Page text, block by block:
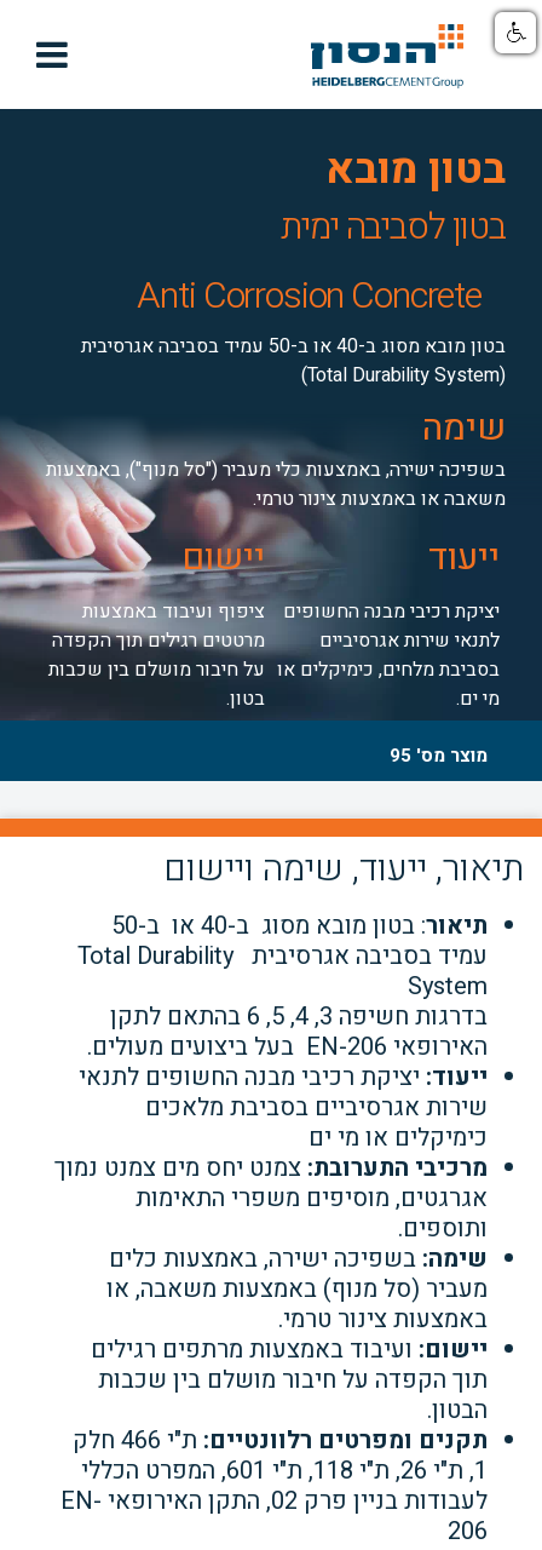

בטון מובא
בטון לסביבה ימית
Anti Corrosion Concrete
בטון מובא מסוג ב-40 או ב-50 עמיד בסביבה אגרסיבית
(Total Durability System)
שימה
בשפיכה ישירה, באמצעות כלי מעביר ("סל מנוף"), באמצעות
משאבה או באמצעות צינור טרמי.
ייעוד יישום
יציקת רכיבי מבנה החשופים
לתנאי שירות אגרסיביים
בסביבת מלחים, כימיקלים או
מי ים.
ציפוף ועיבוד באמצעות
מרטטים רגילים תוך הקפדה
על חיבור מושלם בין שכבות
בטון.
מוצר מס' 95
תיאור, ייעוד, שימה ויישום
תיאור
עמיד בסביבה אגרסיבית Total Durability
System
בדרגות חשיפה 3, 4, 5, 6 בהתאם לתקן
האירופאי EN-206 בעל ביצועים מעולים.
ייעוד: יציקת רכיבי מבנה החשופים לתנאי
שירות אגרסיביים בסביבת מלאכים
כימיקלים או מי ים
מרכיבי התערובת: צמנט יחס מים צמנט נמוך
אגרגטים, מוסיפים משפרי התאימות
ותוספים.
שימה: בשפיכה ישירה, באמצעות כלים
מעביר (סל מנוף) באמצעות משאבה, או
באמצעות צינור טרמי.
יישום: ועיבוד באמצעות מרתפים רגילים
תוך הקפדה על חיבור מושלם בין שכבות
הבטון.
תקנים ומפרטים רלוונטיים:
ת"י 466 חלק
1, ת"י 26, ת"י 118, ת"י 601, המפרט הכללי
לעבודות בניין פרק 02, התקן האירופאי EN-
206